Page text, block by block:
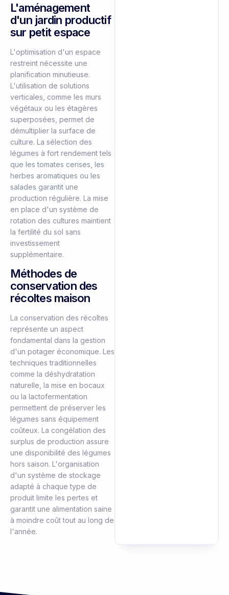
L'aménagement
d'un jardin productif
sur petit espace
L'optimisation d'un espace
restreint nécessite une
planification minutieuse.
L'utilisation de solutions
verticales, comme les murs
végétaux ou les étagères
superposées, permet de
démultiplier la surface de
culture. La sélection des
légumes à fort rendement tels
que les tomates cerises, les
herbes aromatiques ou les
salades garantit une
production régulière. La mise
en place d'un système de
rotation des cultures maintient
la fertilité du sol sans
investissement
supplémentaire.
Méthodes de
conservation des
récoltes maison
La conservation des récoltes
représente un aspect
fondamental dans la gestion
d'un potager économique. Les
techniques traditionnelles
comme la déshydratation
naturelle, la mise en bocaux
ou la lactofermentation
permettent de préserver les
légumes sans équipement
coûteux. La congélation des
surplus de production assure
une disponibilité des légumes
hors saison. L'organisation
d'un système de stockage
adapté à chaque type de
produit limite les pertes et
garantit une alimentation saine
à moindre coût tout au long de
l'année.